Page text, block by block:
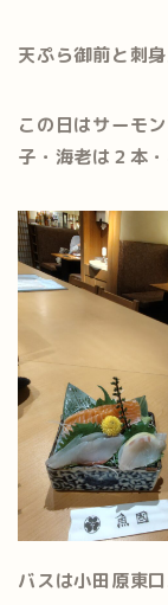
天ぷら御前と刺
この日はサーモ
子・海老は２本
バスは小田原東